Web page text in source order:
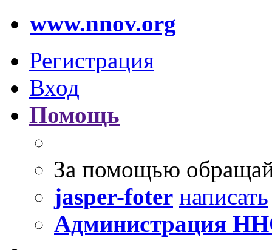
www.nnov.org
Регистрация
Вход
Помощь
За помощью
jasper-foter написать
Администрация